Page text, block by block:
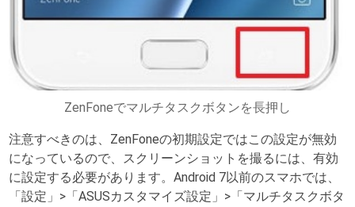
ZenFoneでマルチタスクボタンを長押し
注意すべきのは、ZenFoneの初期設定ではこの設定が無効
になっているので、スクリーンショットを撮るには、有効
に設定する必要があります。Android 7以前のスマホでは、
「設定」>「ASUSカスタマイズ設定」>「マルチタスクボタ